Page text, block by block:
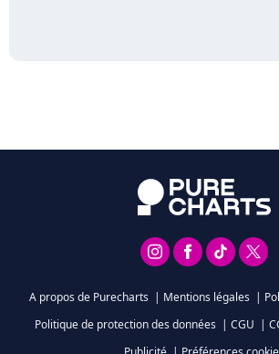
A propos de Purecharts | Mentions légales |
Politique de protection des données | CGU |